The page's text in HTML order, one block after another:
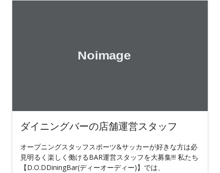
ダイニングバーの店舗運営スタッフ
オープニングスタッフスポーツ&サッカーが好きな方は必
見明るく楽しく働けるBAR運営スタッフを大募集!!! 私たち
【D.O.DDiningBar(ディーオーディー)】では、